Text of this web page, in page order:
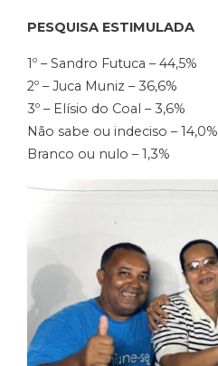
PESQUISA ESTIMULADA
1º – Sandro Futuca – 44,5%
2º – Juca Muniz – 36,6%
3º – Elísio do Coal – 3,6%
Não sabe ou indeciso – 14,0%
Branco ou nulo – 1,3%